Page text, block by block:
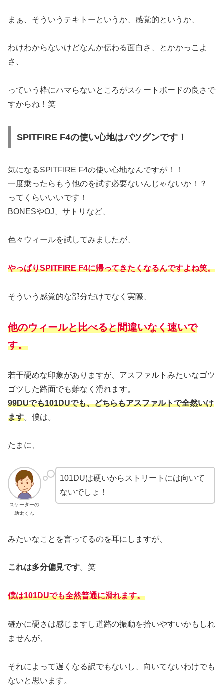
まぁ、そういうテキトーというか、感覚的というか、
わけわからないけどなんか伝わる面白さ、とかかっこよ
さ、
っていう枠にハマらないところがスケートボードの良さで
すからね！笑
SPITFIRE F4の使い心地はバツグンです！
気になるSPITFIRE F4の使い心地なんですが！！
一度乗ったらもう他のを試す必要ないんじゃないか！？
ってくらいいいです！
BONESやOJ、サトリなど、
色々ウィールを試してみましたが、
やっぱりSPITFIRE F4に帰ってきたくなるんですよね笑。
そういう感覚的な部分だけでなく実際、
他のウィールと比べると間違いなく速いで
す。
若干硬めな印象がありますが、アスファルトみたいなゴツ
ゴツした路面でも難なく滑れます。
99DUでも101DUでも、どちらもアスファルトで全然いけ
ます。僕は。
たまに、
スケーターの
助太くん
101DUは硬いからストリートには向いて
ないでしょ！
みたいなことを言ってるのを耳にしますが、
これは多分偏見です。笑
僕は101DUでも全然普通に滑れます。
確かに硬さは感じますし道路の振動を拾いやすいかもしれ
ませんが、
それによって遅くなる訳でもないし、向いてないわけでも
ないと思います。